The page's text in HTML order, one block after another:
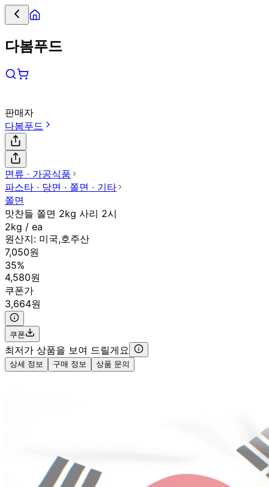
다봄푸드
판매자
다봄푸드
면류 ∙ 가공식품
파스타 ∙ 당면 ∙ 쫄면 ∙ 기타
쫄면
맛찬들 쫄면 2kg 사리 2시
2kg / ea
원산지: 미국,호주산
7,050원
35%
4,580원
쿠폰가
3,664원
쿠폰
최저가 상품을 보여 드릴게요
상세 정보 구매 정보 상품 문의